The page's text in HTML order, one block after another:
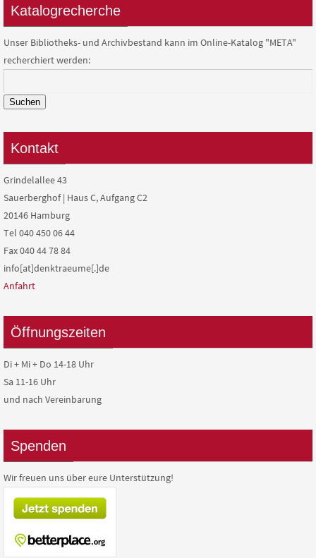
Katalogrecherche
Unser Bibliotheks- und Archivbestand kann im Online-Katalog "META"
recherchiert werden:
Suchen
Kontakt
Grindelallee 43
Sauerberghof | Haus C, Aufgang C2
20146 Hamburg
Tel 040 450 06 44
Fax 040 44 78 84
info[at]denktraeume[.]de
Anfahrt
Öffnungszeiten
Di + Mi + Do 14-18 Uhr
Sa 11-16 Uhr
und nach Vereinbarung
Spenden
Wir freuen uns über eure Unterstützung!